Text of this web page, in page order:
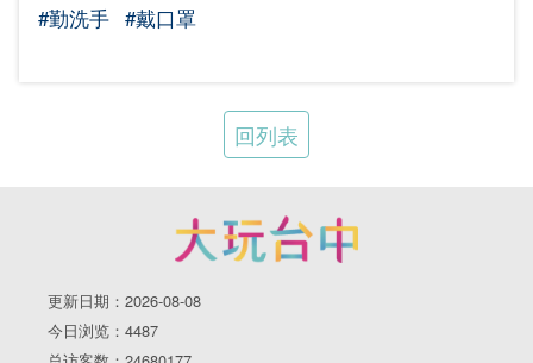
#勤洗手 #戴口罩
回列表
更新日期：2026-08-08
今日浏览：4487